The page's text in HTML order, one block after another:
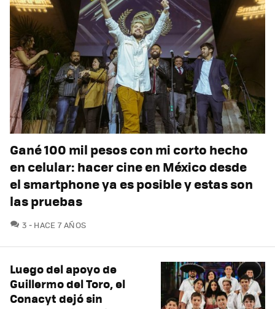
Gané 100 mil pesos con mi corto hecho
en celular: hacer cine en México desde
el smartphone ya es posible y estas son
las pruebas
3 COMENTARIOS
HACE 7 AÑOS
Luego del apoyo de
Guillermo del Toro, el
Conacyt dejó sin